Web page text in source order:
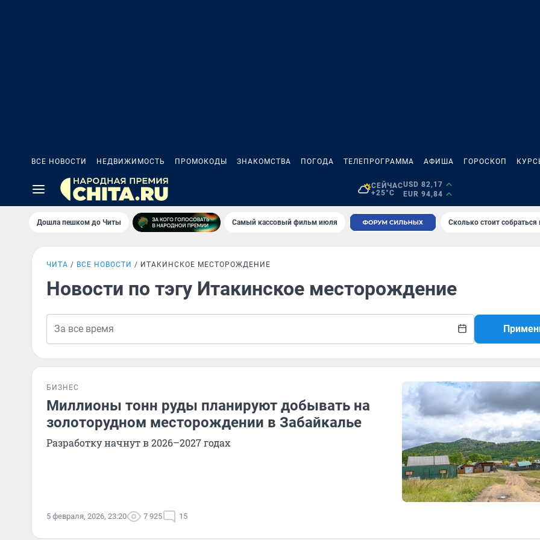
ВСЕ НОВОСТИ НЕДВИЖИМОСТЬ ПРОМОКОДЫ ЗНАКОМСТВА ПОГОДА ТЕЛЕПРОГРАММА АФИША ГОРОСКОП
СЕЙЧАС
+25°C
USD 82,17
EUR 94,84
Дошла пешком до Читы Самый кассовый фильм июля Сколько стоит
ЧИТА ВСЕ НОВОСТИ ИТАКИНСКОЕ МЕСТОРОЖДЕНИЕ
Новости по тэгу Итакинское месторождение
БИЗНЕС
Миллионы тонн руды планируют добывать на
золоторудном месторождении в Забайкалье
Разработку начнут в 2026–2027 годах
5 февраля, 2026, 23:20 7 925 15